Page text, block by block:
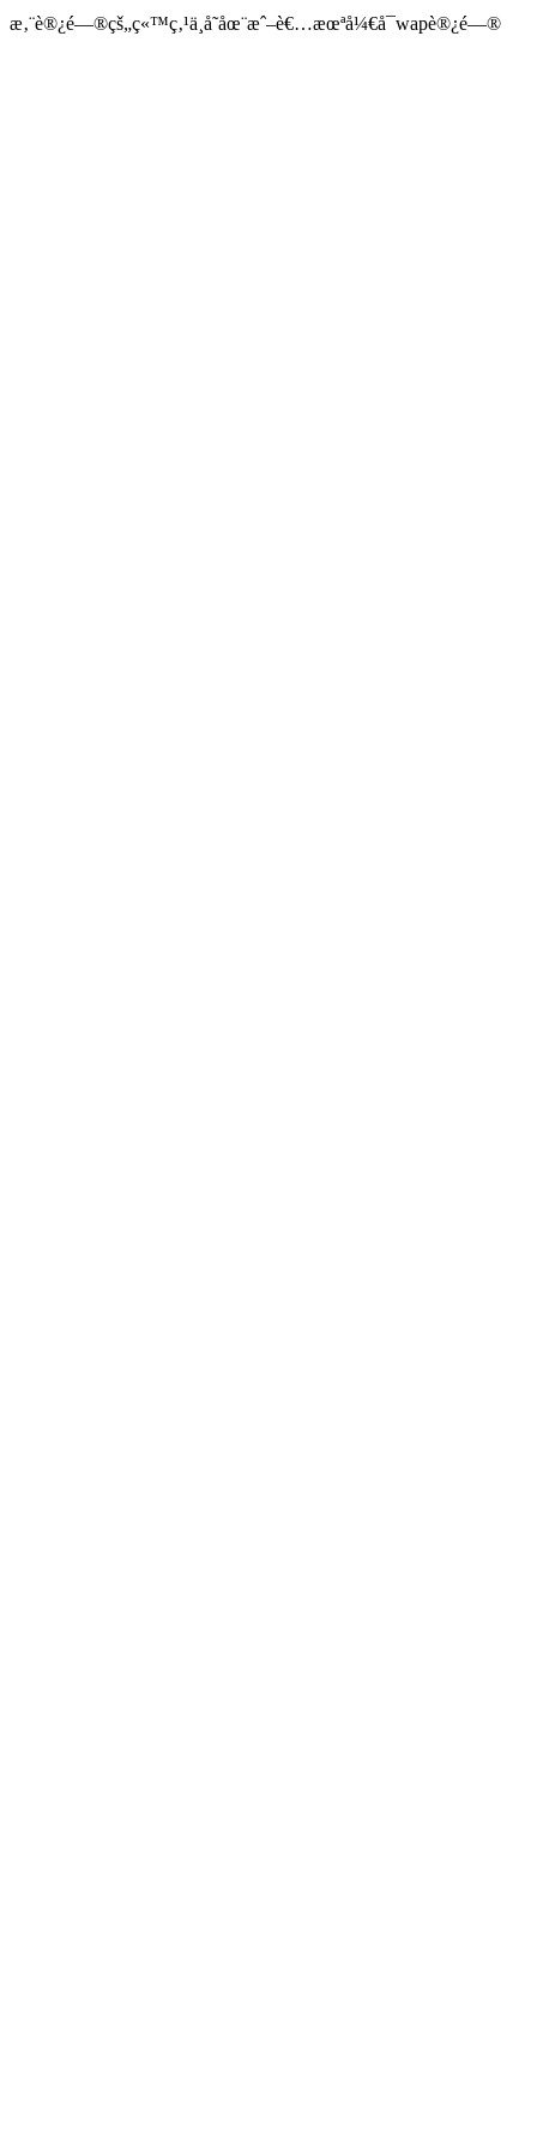
æ‚¨è®¿é—®çš„ç«™ç‚¹ä¸å­˜åœ¨æˆ–è€…æœªå¼€å¯wapè®¿é—®